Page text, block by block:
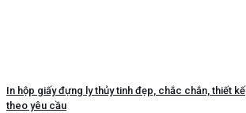
In hộp giấy đựng ly thủy tinh đẹp, chắc chắn, thiết kế
theo yêu cầu